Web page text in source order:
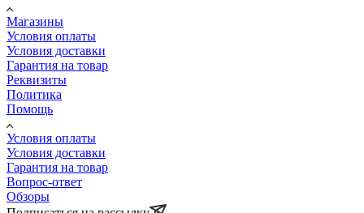
Магазины
Условия оплаты
Условия доставки
Гарантия на товар
Реквизиты
Политика
Помощь
Условия оплаты
Условия доставки
Гарантия на товар
Вопрос-ответ
Обзоры